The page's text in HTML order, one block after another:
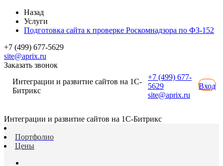
Назад
Услуги
Подготовка сайта к проверке Роскомнадзора по ФЗ-152
+7 (499) 677-5629
site@aprix.ru
Заказать звонок
Интеграции и развитие сайтов на 1С-
Битрикс
+7 (499) 677-
5629
site@aprix.ru
Вход
Интеграции и развитие сайтов на 1С-Битрикс
Портфолио
Цены